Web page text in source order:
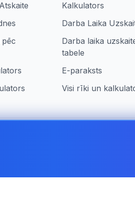
pēc
Kalkulators
Darba Laika
Darba laika
tabele
E-paraksts
Visi rīki un